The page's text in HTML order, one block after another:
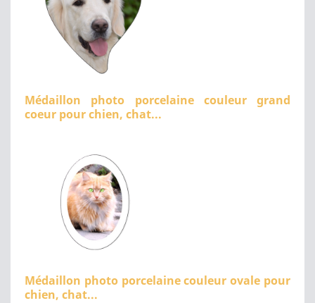
Médaillon photo porcelaine couleur grand
coeur pour chien, chat...
Médaillon photo porcelaine couleur ovale pour
chien, chat...